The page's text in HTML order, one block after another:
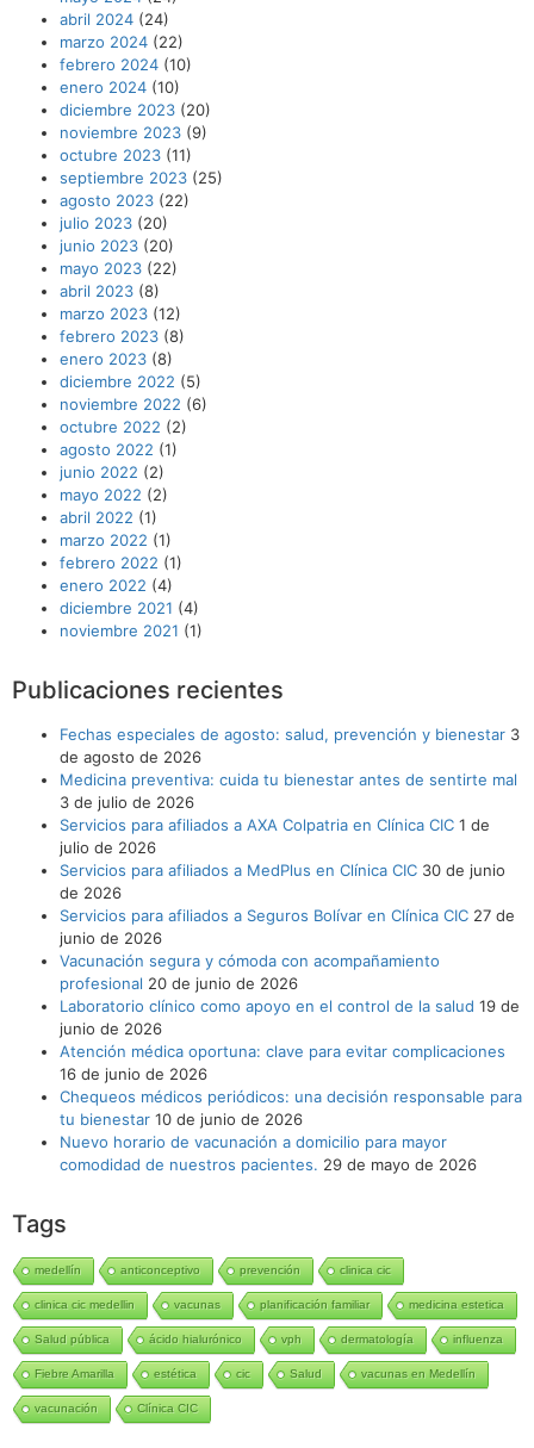
abril 2024 (24)
marzo 2024 (22)
febrero 2024 (10)
enero 2024 (10)
diciembre 2023 (20)
noviembre 2023 (9)
octubre 2023 (11)
septiembre 2023 (25)
agosto 2023 (22)
julio 2023 (20)
junio 2023 (20)
mayo 2023 (22)
abril 2023 (8)
marzo 2023 (12)
febrero 2023 (8)
enero 2023 (8)
diciembre 2022 (5)
noviembre 2022 (6)
octubre 2022 (2)
agosto 2022 (1)
junio 2022 (2)
mayo 2022 (2)
abril 2022 (1)
marzo 2022 (1)
febrero 2022 (1)
enero 2022 (4)
diciembre 2021 (4)
noviembre 2021 (1)
Publicaciones recientes
Fechas especiales de agosto: salud, prevención y bienestar 3
de agosto de 2026
Medicina preventiva: cuida tu bienestar antes de sentirte mal
3 de julio de 2026
Servicios para afiliados a AXA Colpatria en Clínica CIC 1 de
julio de 2026
Servicios para afiliados a MedPlus en Clínica CIC 30 de junio
de 2026
Servicios para afiliados a Seguros Bolívar en Clínica CIC 27 de
junio de 2026
Vacunación segura y cómoda con acompañamiento
profesional 20 de junio de 2026
Laboratorio clínico como apoyo en el control de la salud 19 de
junio de 2026
Atención médica oportuna: clave para evitar complicaciones
16 de junio de 2026
Chequeos médicos periódicos: una decisión responsable para
tu bienestar 10 de junio de 2026
Nuevo horario de vacunación a domicilio para mayor
comodidad de nuestros pacientes. 29 de mayo de 2026
Tags
medellín anticonceptivo prevención clinica cic
clinica cic medellin vacunas planificación familiar medicina estetica
Salud pública ácido hialurónico vph dermatología influenza
Fiebre Amarilla estética cic Salud vacunas en Medellín
vacunación Clínica CIC